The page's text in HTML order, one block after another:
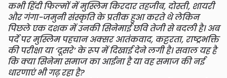
कभी हिंदी फिल्मों में मुस्लिम किरदार तहजीब, दोस्ती, शायरी
और गंगा-जमुनी संस्कृति के प्रतीक हुआ करते थे लेकिन
पिछले एक दशक में उनकी सिनेमाई छवि तेजी से बदली है। अब
पर्दे पर मुस्लिम पहचान अक्सर आतंकवाद, कट्टरता, राष्ट्रभक्ति
की परीक्षा या ‘दूसरे’ के रूप में दिखाई देने लगी है। सवाल यह है
कि क्या सिनेमा समाज का आईना है या वह समाज की नई
धारणाएं भी गढ़ रहा है?